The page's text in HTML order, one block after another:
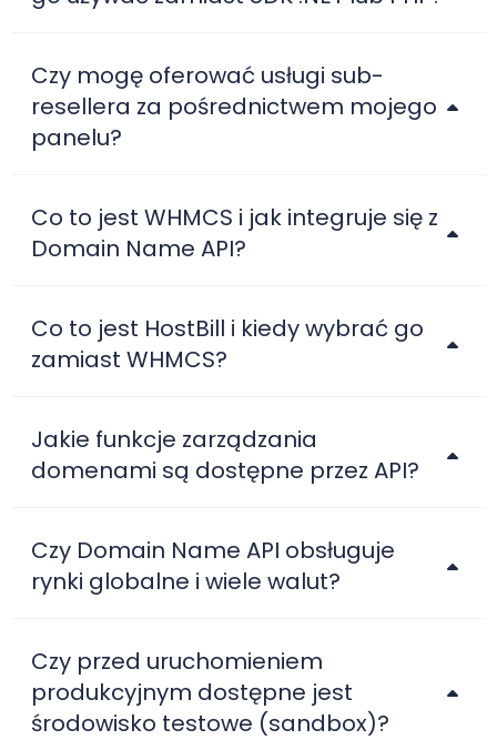
Czy mogę oferować usługi sub-
resellera za pośrednictwem mojego
panelu?
Co to jest WHMCS i jak integruje się z
Domain Name API?
Co to jest HostBill i kiedy wybrać go
zamiast WHMCS?
Jakie funkcje zarządzania
domenami są dostępne przez API?
Czy Domain Name API obsługuje
rynki globalne i wiele walut?
Czy przed uruchomieniem
produkcyjnym dostępne jest
środowisko testowe (sandbox)?